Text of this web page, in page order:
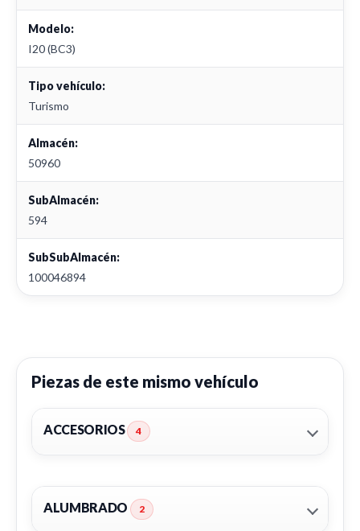
Modelo:
I20 (BC3)
Tipo vehículo:
Turismo
Almacén:
50960
SubAlmacén:
594
SubSubAlmacén:
100046894
Piezas de este mismo vehículo
ACCESORIOS 4
ALUMBRADO 2